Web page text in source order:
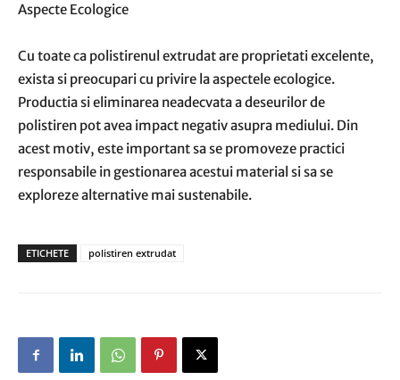
Aspecte Ecologice
Cu toate ca polistirenul extrudat are proprietati excelente,
exista si preocupari cu privire la aspectele ecologice.
Productia si eliminarea neadecvata a deseurilor de
polistiren pot avea impact negativ asupra mediului. Din
acest motiv, este important sa se promoveze practici
responsabile in gestionarea acestui material si sa se
exploreze alternative mai sustenabile.
ETICHETE polistiren extrudat